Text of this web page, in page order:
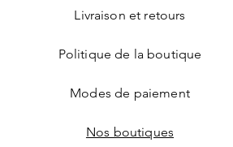
Livraison et retours
Politique de la boutique
Modes de paiement
Nos boutiques